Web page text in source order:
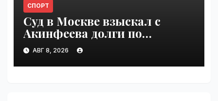
СПОРТ
Суд в Москве взыскал с
Акинфеева долги по
коммунальным платежам |
VseTime.ru
АВГ 8, 2026